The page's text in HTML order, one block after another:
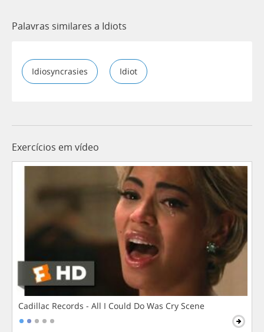
Palavras similares a Idiots
Idiosyncrasies Idiot
Exercícios em vídeo
Cadillac Records - All I Could Do Was Cry Scene